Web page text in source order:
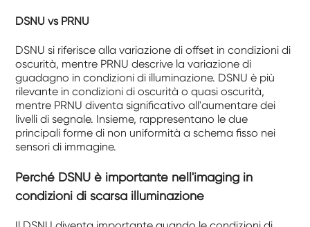
DSNU vs PRNU
DSNU si riferisce alla variazione di offset in condizioni di
oscurità, mentre PRNU descrive la variazione di
guadagno in condizioni di illuminazione. DSNU è più
rilevante in condizioni di oscurità o quasi oscurità,
mentre PRNU diventa significativo all'aumentare dei
livelli di segnale. Insieme, rappresentano le due
principali forme di non uniformità a schema fisso nei
sensori di immagine.
Perché DSNU è importante nell'imaging in
condizioni di scarsa illuminazione